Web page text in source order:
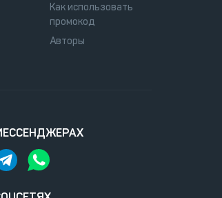
Как использовать
промокод
Авторы